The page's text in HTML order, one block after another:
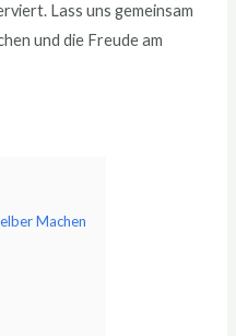
Lass uns gemeinsam
und die Freude am
Machen